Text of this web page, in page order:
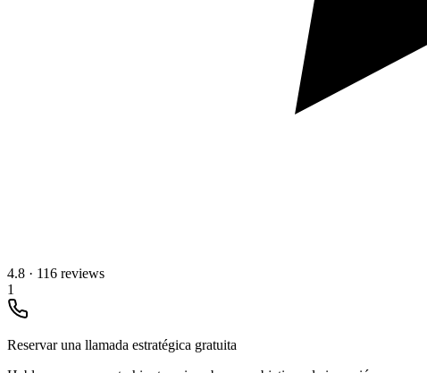
4.8 · 116 reviews
1
Reservar una llamada estratégica gratuita